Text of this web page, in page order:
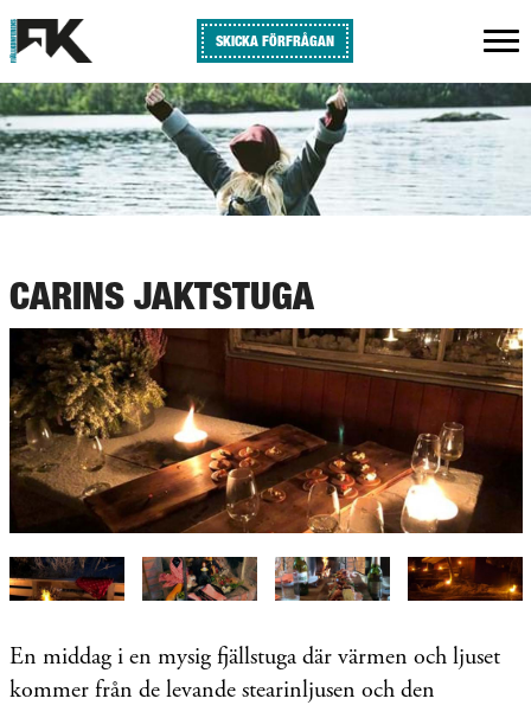
SKICKA FÖRFRÅGAN
CARINS JAKTSTUGA
En middag i en mysig fjällstuga där värmen och ljuset
kommer från de levande stearinljusen och den